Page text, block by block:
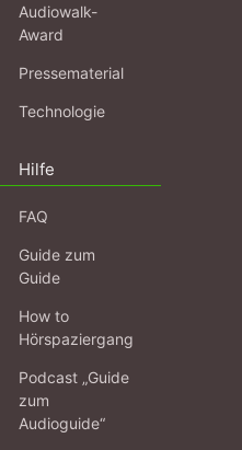
Audiowalk-
Award
Pressematerial
Technologie
Hilfe
FAQ
Guide zum
Guide
How to
Hörspaziergang
Podcast „Guide
zum
Audioguide“